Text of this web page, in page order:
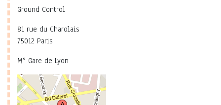
Ground Control
81 rue du Charolais
75012 Paris
M° Gare de Lyon